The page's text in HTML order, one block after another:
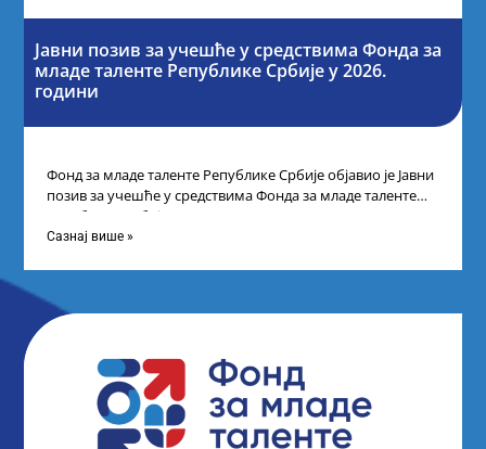
Јавни позив за учешће у средствима Фонда за
младе таленте Републике Србије у 2026.
години
Фонд за младе таленте Републике Србије објавио је Јавни
позив за учешће у средствима Фонда за младе таленте
Републике Србије
Сазнај више »